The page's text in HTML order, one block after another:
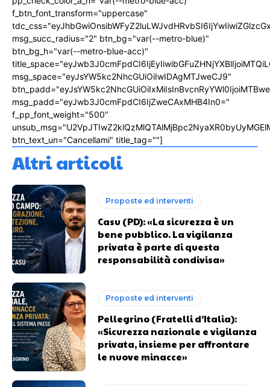
f_btn_font_transform="uppercase"
msg_succ_radius="2" btn_bg="var(--metro-blue)"
btn_bg_h="var(--metro-blue-acc)"
msg_space="eyJsYW5kc2NhcGUiOiIwIDAgMTJweCJ9"
msg_padd="eyJwb3J0cmFpdCI6IjZweCAxMHB4In0="
f_pp_font_weight="500"
btn_text_un="Cancellami" title_tag=""]
Altri articoli
Proposte ed interventi
Casu (PD): «La sicurezza è un
bene pubblico. La vigilanza
privata è parte di questa
responsabilità condivisa»
Proposte ed interventi
Pellegrino (Fratelli d’Italia):
«Sicurezza nazionale e vigilanza
privata, insieme per affrontare
le nuove minacce»